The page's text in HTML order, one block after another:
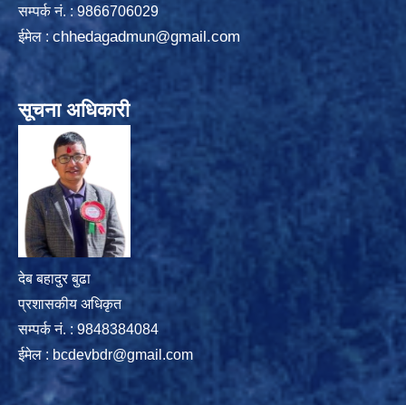
सम्पर्क न‌ं. : 9866706029
ईमेल : chhedagadmun@gmail.com
सूचना अधिकारी
देब बहादुर बुढा
प्रशासकीय अधिकृत
सम्पर्क नं. : 9848384084
ईमेल : bcdevbdr@gmail.com